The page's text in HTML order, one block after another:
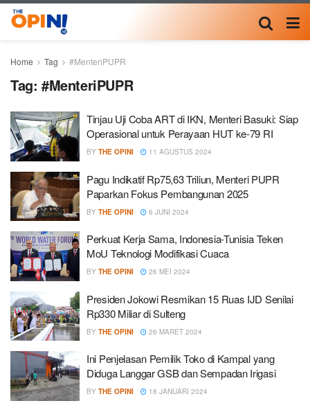
Home Tag #MenteriPUPR
Tag: #MenteriPUPR
Tinjau Uji Coba ART di IKN, Menteri Basuki: Siap
Operasional untuk Perayaan HUT ke-79 RI
BY THE OPINI 11 AGUSTUS 2024
Pagu Indikatif Rp75,63 Triliun, Menteri PUPR
Paparkan Fokus Pembangunan 2025
BY THE OPINI 6 JUNI 2024
Perkuat Kerja Sama, Indonesia-Tunisia Teken
MoU Teknologi Modifikasi Cuaca
BY THE OPINI 26 MEI 2024
Presiden Jokowi Resmikan 15 Ruas IJD Senilai
Rp330 Miliar di Sulteng
BY THE OPINI 26 MARET 2024
Ini Penjelasan Pemilik Toko di Kampal yang
Diduga Langgar GSB dan Sempadan Irigasi
BY THE OPINI 18 JANUARI 2024